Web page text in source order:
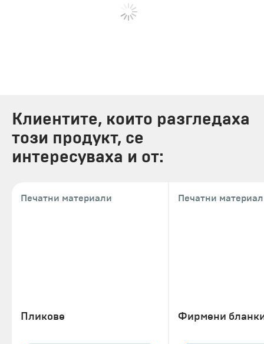
Клиентите, които разгледаха
този продукт, се
интересуваха и от:
Печатни материали
Пликове
Печатни
Фирмени